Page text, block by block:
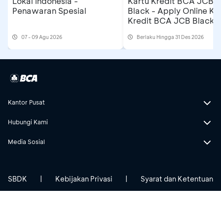
Penawaran Spesial
07 - 09 Agu 2026
Black - Apply Online
Kredit BCA JCB Black
Rp500 Ribu
Berlaku Hingga 31 Des 2026
Kantor Pusat
Hubungi Kami
Media Sosial
SBDK Kebijakan Privasi Syarat dan Ketentuan